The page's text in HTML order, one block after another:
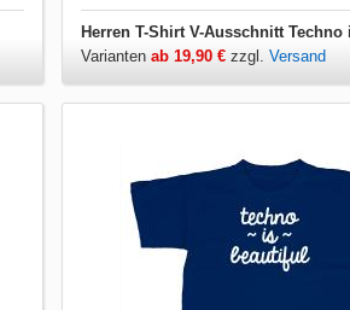
Herren T-Shirt V-Ausschnitt Techno
Variantenab 19,90 € zzgl.Versand